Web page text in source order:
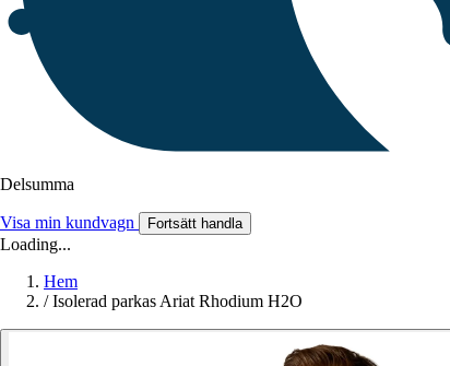
Delsumma
Visa min kundvagn Fortsätt handla
Loading...
Hem
/ Isolerad parkas Ariat Rhodium H2O